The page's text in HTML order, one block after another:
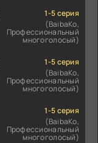
1-5 серия
(BaibaKo,
Профессиональный
многоголосый)
1-5 серия
(BaibaKo,
Профессиональный
многоголосый)
1-5 серия
(BaibaKo,
Профессиональный
многоголосый)